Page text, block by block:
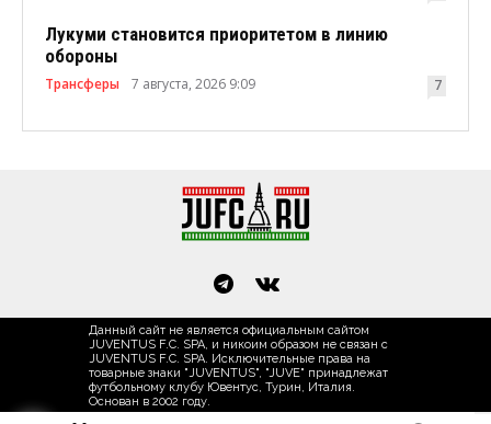
Лукуми становится приоритетом в линию
обороны
Трансферы 7 августа, 2026 9:09 7
Данный сайт не является официальным сайтом
JUVENTUS F.C. SPA, и никоим образом не связан с
JUVENTUS F.C. SPA. Исключительные права на
товарные знаки "JUVENTUS", "JUVE" принадлежат
футбольному клубу Ювентус, Турин, Италия.
Основан в 2002 году.